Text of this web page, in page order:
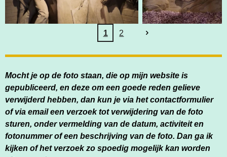
1 2
Mocht je op de foto staan, die op mijn website is
gepubliceerd, en deze om een goede reden gelieve
verwijderd hebben, dan kun je via het contactformulier
of via email een verzoek tot verwijdering van de foto
sturen, onder vermelding van de datum, activiteit en
fotonummer of een beschrijving van de foto. Dan ga ik
kijken of het verzoek zo spoedig mogelijk kan worden